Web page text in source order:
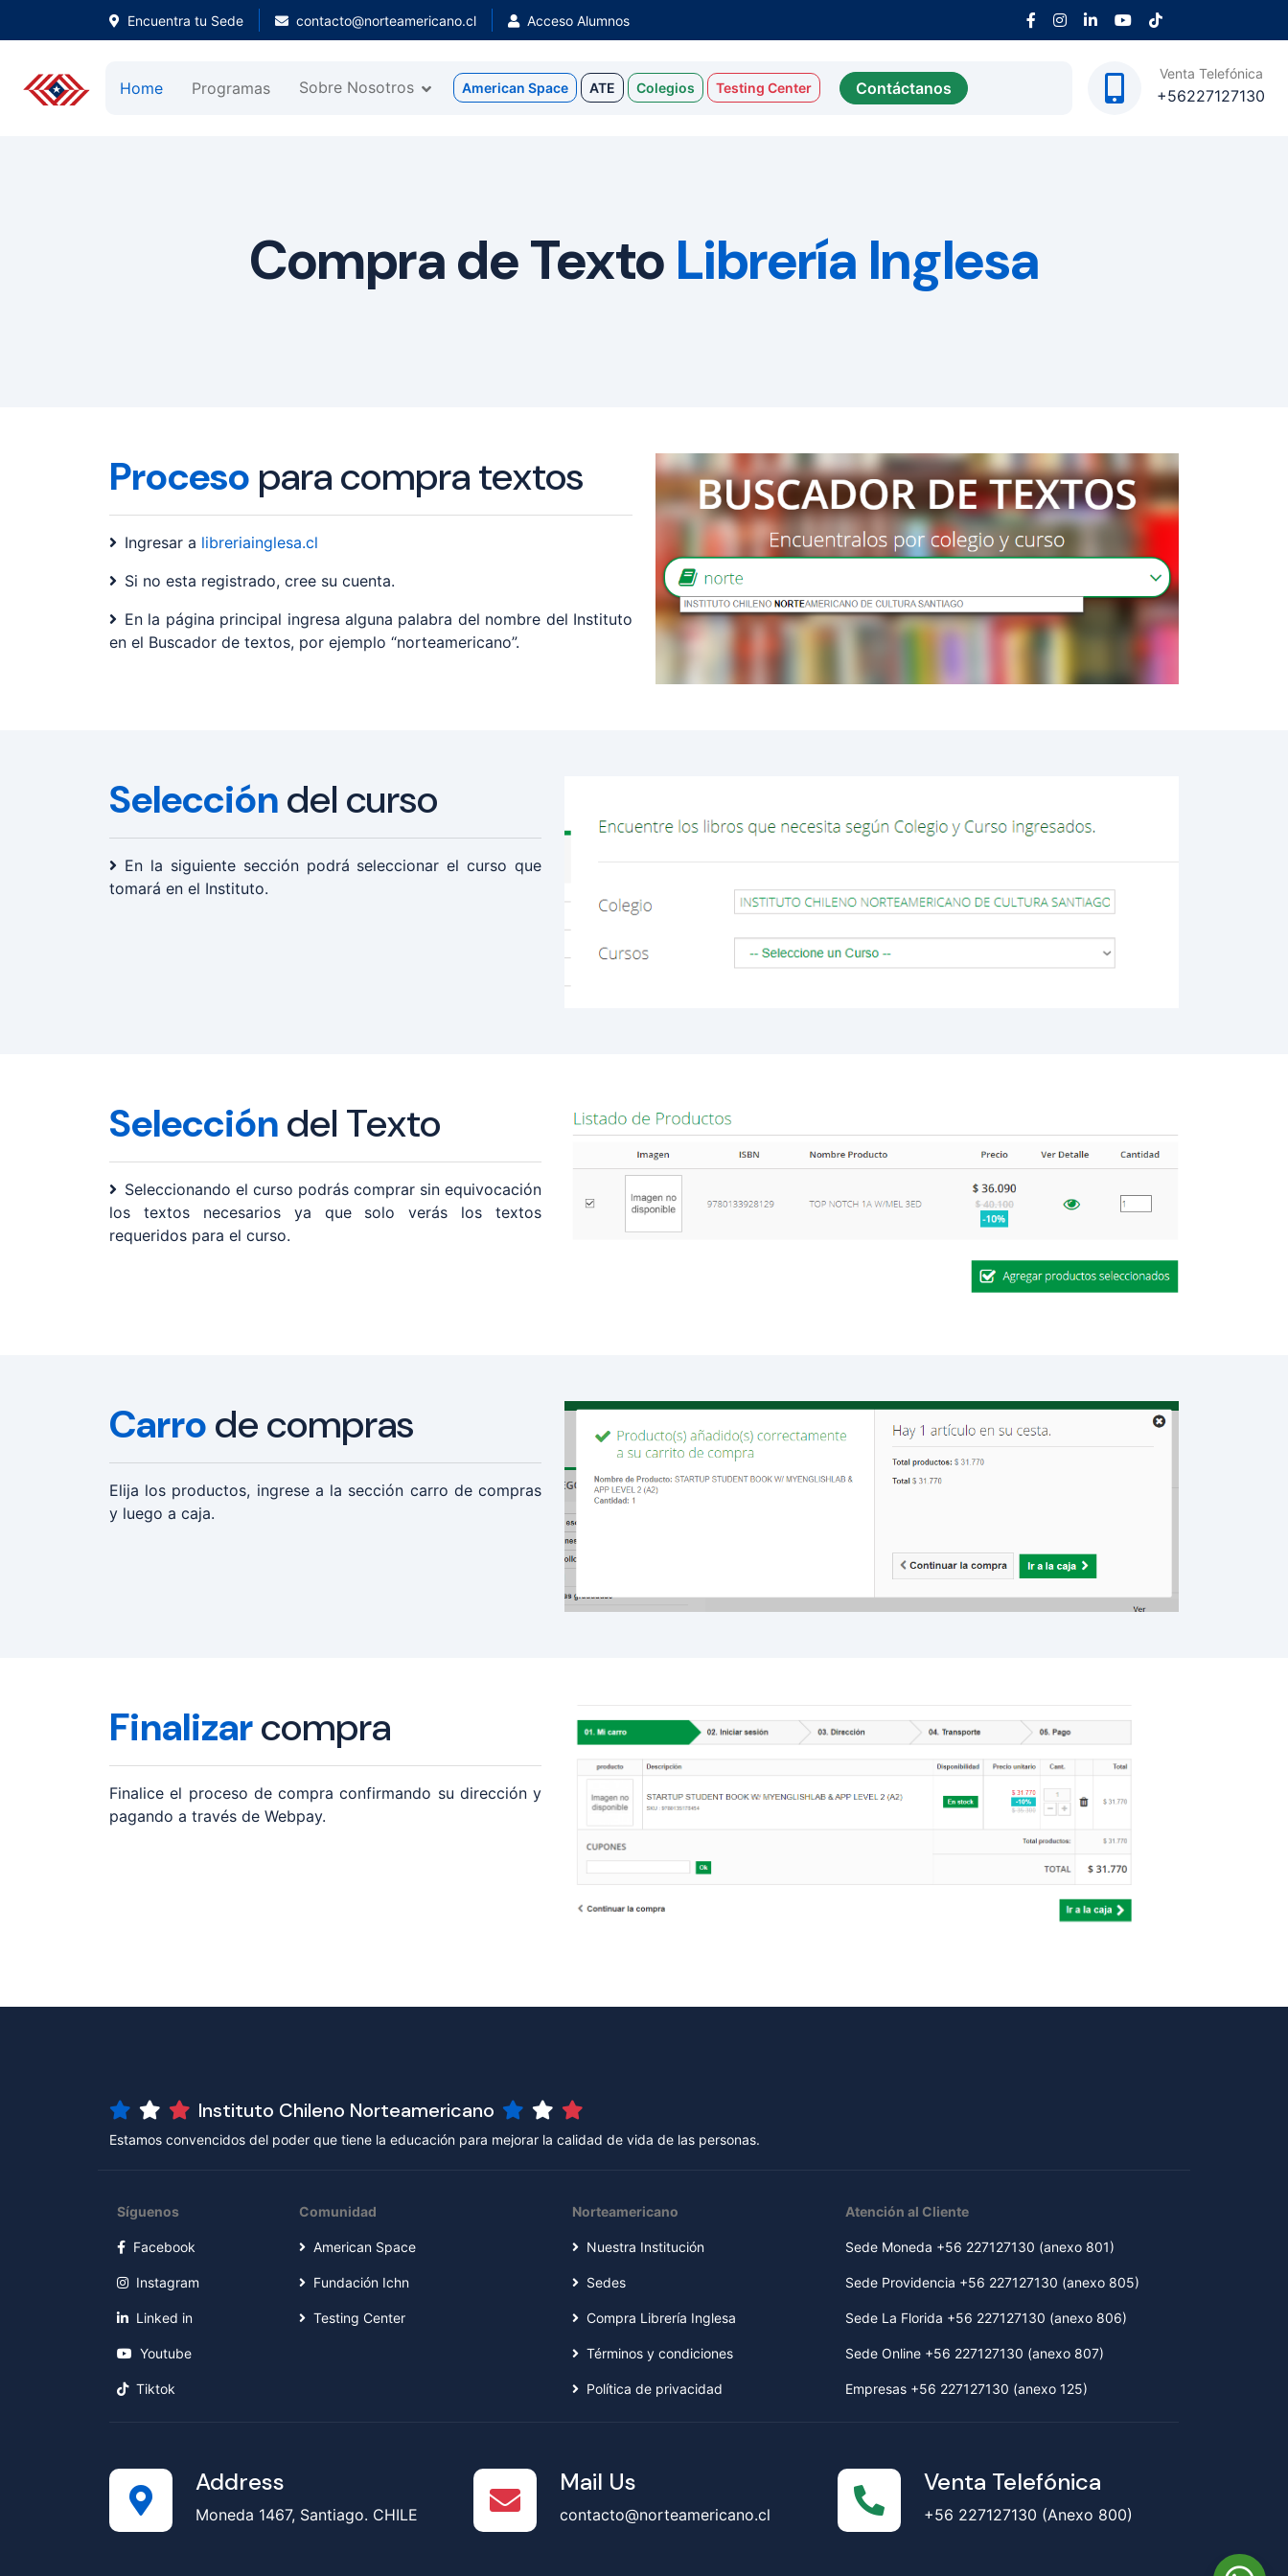
Encuentra tu Sede contacto@norteamericano.cl Acceso Alumnos
Home Programas Sobre Nosotros American Space ATE Colegios Testing Center Contáctanos
Venta Telefónica
+56227127130
Compra de Texto Librería Inglesa
Proceso para compra textos
Ingresar a libreriainglesa.cl
Si no esta registrado, cree su cuenta.
En la página principal ingresa alguna palabra del nombre del Instituto
en el Buscador de textos, por ejemplo “norteamericano”.
Seleccióndel curso
En la siguiente sección podrá seleccionar el curso que
tomará en el Instituto.
Seleccióndel Texto
Seleccionando el curso podrás comprar sin equivocación
los textos necesarios ya que solo verás los textos
requeridos para el curso.
Carrode compras
Elija los productos, ingrese a la sección carro de compras
y luego a caja.
Finalizarcompra
Finalice el proceso de compra confirmando su dirección y
pagando a través de Webpay.
Instituto Chileno Norteamericano
Estamos convencidos del poder que tiene la educación para mejorar la calidad de vida de las personas.
Síguenos
Facebook
Instagram
Linked in
Youtube
Tiktok
Comunidad
American Space
Fundación Ichn
Testing Center
Norteamericano
Nuestra Institución
Sedes
Compra Librería Inglesa
Términos y condiciones
Política de privacidad
Atención al Cliente
Sede Moneda +56 227127130 (anexo 801)
Sede Providencia +56 227127130 (anexo 805)
Sede La Florida +56 227127130 (anexo 806)
Sede Online +56 227127130 (anexo 807)
Empresas +56 227127130 (anexo 125)
Address
Moneda 1467, Santiago. CHILE
Mail Us
contacto@norteamericano.cl
Venta Telefónica
+56 227127130 (Anexo 800)